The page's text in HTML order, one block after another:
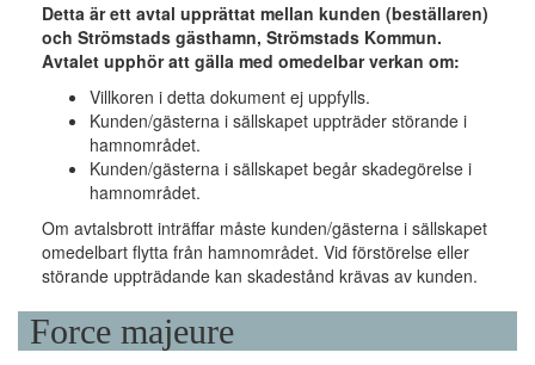
Detta är ett avtal upprättat mellan kunden (beställaren)
och Strömstads gästhamn, Strömstads Kommun.
Avtalet upphör att gälla med omedelbar verkan om:
Villkoren i detta dokument ej uppfylls.
Kunden/gästerna i sällskapet uppträder störande i
hamnområdet.
Kunden/gästerna i sällskapet begår skadegörelse i
hamnområdet.
Om avtalsbrott inträffar måste kunden/gästerna i sällskapet
omedelbart flytta från hamnområdet. Vid förstörelse eller
störande uppträdande kan skadestånd krävas av kunden.
Force majeure